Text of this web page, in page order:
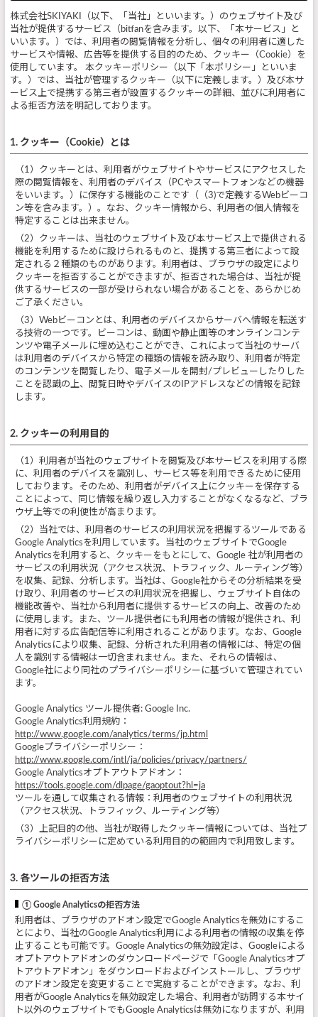
株式会社SKIYAKI（以下、「当社」といいます。）のウェブサイト及び
当社が提供するサービス（bitfanを含みます。以下、「本サービス」と
いいます。）では、利用者の閲覧情報を分析し、個々の利用者に適した
サービスや情報、広告等を提供する目的のため、クッキー（Cookie）を
使用しています。 本クッキーポリシー（以下「本ポリシー」といいま
す。）では、当社が管理するクッキー（以下に定義します。）及び本サ
ービス上で提携する第三者が設置するクッキーの詳細、並びに利用者に
よる拒否方法を明記しております。
1. クッキー（Cookie）とは
（1）クッキーとは、利用者がウェブサイトやサービスにアクセスした
際の閲覧情報を、利用者のデバイス（PCやスマートフォンなどの機器
をいいます。）に保存する機能のことです（（3)で定義するWebビーコ
ン等を含みます。）。なお、クッキー情報から、利用者の個人情報を
特定することは出来ません。
（2）クッキーは、当社のウェブサイト及び本サービス上で提供される
機能を利用するために設けられるものと、提携する第三者によって設
定される２種類のものがあります。利用者は、ブラウザの設定により
クッキーを拒否することができますが、拒否された場合は、当社が提
供するサービスの一部が受けられない場合があることを、あらかじめ
ご了承ください。
（3）Webビーコンとは、利用者のデバイスからサーバへ情報を転送す
る技術の一つです。ビーコンは、動画や静止画等のオンラインコンテ
ンツや電子メールに埋め込むことができ、これによって当社のサーバ
は利用者のデバイスから特定の種類の情報を読み取り、利用者が特定
のコンテンツを閲覧したり、電子メールを開封/プレビューしたりした
ことを認識の上、閲覧日時やデバイスのIPアドレスなどの情報を記録
します。
2. クッキーの利用目的
（1）利用者が当社のウェブサイトを閲覧及び本サービスを利用する際
に、利用者のデバイスを識別し、サービス等を利用できるために使用
しております。そのため、利用者がデバイス上にクッキーを保存する
ことによって、同じ情報を繰り返し入力することがなくなるなど、ブラ
ウザ上等での利便性が高まります。
（2）当社では、利用者のサービスの利用状況を把握するツールである
Google Analyticsを利用しています。当社のウェブサイトでGoogle
Analyticsを利用すると、クッキーをもとにして、Google 社が利用者の
サービスの利用状況（アクセス状況、トラフィック、ルーティング等）
を収集、記録、分析します。当社は、Google社からその分析結果を受
け取り、利用者のサービスの利用状況を把握し、ウェブサイト自体の
機能改善や、当社から利用者に提供するサービスの向上、改善のため
に使用します。また、ツール提供者にも利用者の情報が提供され、利
用者に対する広告配信等に利用されることがあります。なお、Google
Analyticsにより収集、記録、分析された利用者の情報には、特定の個
人を識別する情報は一切含まれません。また、それらの情報は、
Google社により同社のプライバシーポリシーに基づいて管理されてい
ます。
Google Analytics ツール提供者: Google Inc.
Google Analytics利用規約：
http://www.google.com/analytics/terms/jp.html
Googleプライバシーポリシー：
http://www.google.com/intl/ja/policies/privacy/partners/
Google Analyticsオプトアウトアドオン：
https://tools.google.com/dlpage/gaoptout?hl=ja
ツールを通して収集される情報：利用者のウェブサイトの利用状況
（アクセス状況、トラフィック、ルーティング等）
（3）上記目的の他、当社が取得したクッキー情報については、当社プ
ライバシーポリシーに定めている利用目的の範囲内で利用致します。
3. 各ツールの拒否方法
① Google Analyticsの拒否方法
利用者は、ブラウザのアドオン設定でGoogle Analyticsを無効にするこ
とにより、当社のGoogle Analytics利用による利用者の情報の収集を停
止することも可能です。Google Analyticsの無効設定は、Googleによる
オプトアウトアドオンのダウンロードページで「Google Analyticsオプ
トアウトアドオン」をダウンロードおよびインストールし、ブラウザ
のアドオン設定を変更することで実施することができます。なお、利
用者がGoogle Analyticsを無効設定した場合、利用者が訪問する本サイ
ト以外のウェブサイトでもGoogle Analyticsは無効になりますが、利用